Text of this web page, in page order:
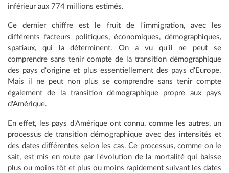
inférieur aux 774 millions estimés.
Ce dernier chiffre est le fruit de l'immigration, avec les
différents facteurs politiques, économiques, démographiques,
spatiaux, qui la déterminent. On a vu qu'il ne peut se
comprendre sans tenir compte de la transition démographique
des pays d'origine et plus essentiellement des pays d'Europe.
Mais il ne peut non plus se comprendre sans tenir compte
également de la transition démographique propre aux pays
d'Amérique.
En effet, les pays d'Amérique ont connu, comme les autres, un
processus de transition démographique avec des intensités et
des dates différentes selon les cas. Ce processus, comme on le
sait, est mis en route par l'évolution de la mortalité qui baisse
plus ou moins tôt et plus ou moins rapidement suivant les dates